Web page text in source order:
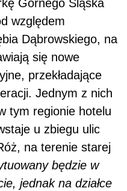
Górnego Śląska
względem
Dąbrowskiego, na
się nowe
przekładające
Jednym z nich
tym regionie hotelu
u zbiegu ulic
na terenie starej
będzie w
jednak na działce